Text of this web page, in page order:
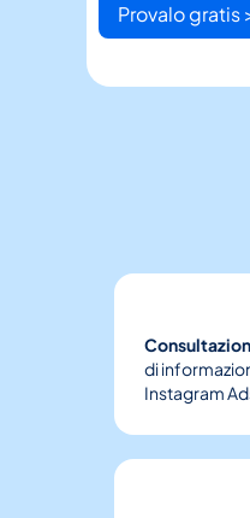
Provalo gratis
di
Instagram